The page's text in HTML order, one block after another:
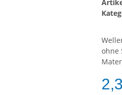
ohne